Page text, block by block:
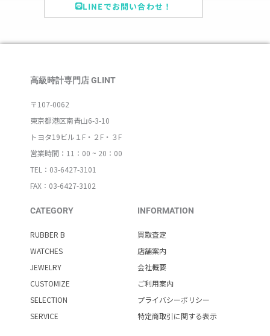
LINEでお問い合わせ！
高級時計専門店 GLINT
〒107-0062
東京都港区南青山6-3-10
トヨタ19ビル１F・２F・３F
営業時間：11：00 ~ 20：00
TEL：03-6427-3101
FAX：03-6427-3102
CATEGORY
RUBBER B
WATCHES
JEWELRY
CUSTOMIZE
SELECTION
SERVICE
INFORMATION
買取査定
店舗案内
会社概要
ご利用案内
プライバシーポリシー
特定商取引に関する表示